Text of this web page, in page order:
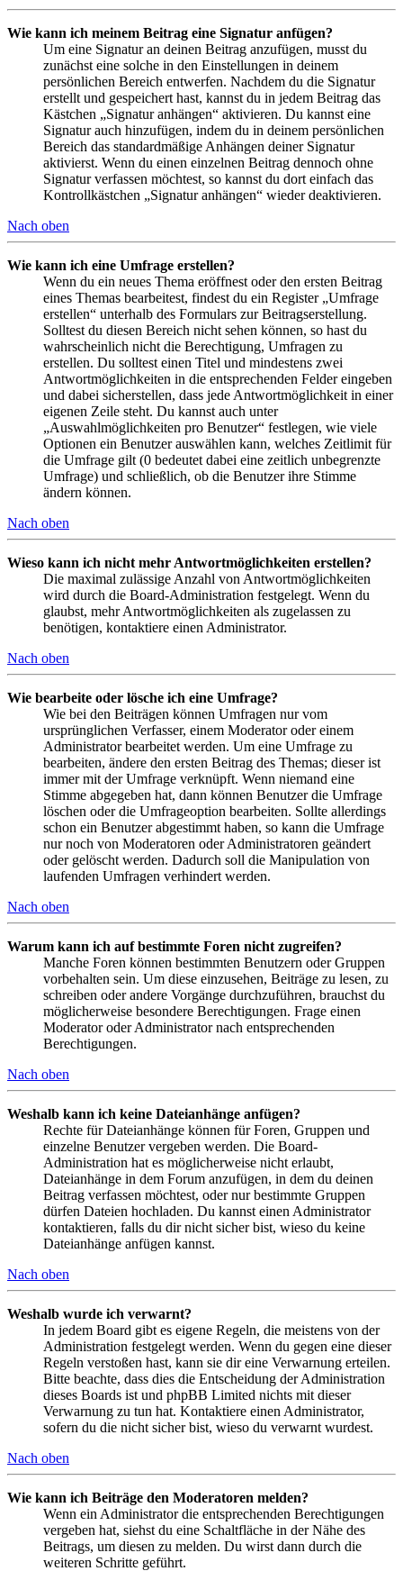
Wie kann ich meinem Beitrag eine Signatur anfügen?
Um eine Signatur an deinen Beitrag anzufügen, musst du
zunächst eine solche in den Einstellungen in deinem
persönlichen Bereich entwerfen. Nachdem du die Signatur
erstellt und gespeichert hast, kannst du in jedem Beitrag das
Kästchen „Signatur anhängen“ aktivieren. Du kannst eine
Signatur auch hinzufügen, indem du in deinem persönlichen
Bereich das standardmäßige Anhängen deiner Signatur
aktivierst. Wenn du einen einzelnen Beitrag dennoch ohne
Signatur verfassen möchtest, so kannst du dort einfach das
Kontrollkästchen „Signatur anhängen“ wieder deaktivieren.
Nach oben
Wie kann ich eine Umfrage erstellen?
Wenn du ein neues Thema eröffnest oder den ersten Beitrag
eines Themas bearbeitest, findest du ein Register „Umfrage
erstellen“ unterhalb des Formulars zur Beitragserstellung.
Solltest du diesen Bereich nicht sehen können, so hast du
wahrscheinlich nicht die Berechtigung, Umfragen zu
erstellen. Du solltest einen Titel und mindestens zwei
Antwortmöglichkeiten in die entsprechenden Felder eingeben
und dabei sicherstellen, dass jede Antwortmöglichkeit in einer
eigenen Zeile steht. Du kannst auch unter
„Auswahlmöglichkeiten pro Benutzer“ festlegen, wie viele
Optionen ein Benutzer auswählen kann, welches Zeitlimit für
die Umfrage gilt (0 bedeutet dabei eine zeitlich unbegrenzte
Umfrage) und schließlich, ob die Benutzer ihre Stimme
ändern können.
Nach oben
Wieso kann ich nicht mehr Antwortmöglichkeiten erstellen?
Die maximal zulässige Anzahl von Antwortmöglichkeiten
wird durch die Board-Administration festgelegt. Wenn du
glaubst, mehr Antwortmöglichkeiten als zugelassen zu
benötigen, kontaktiere einen Administrator.
Nach oben
Wie bearbeite oder lösche ich eine Umfrage?
Wie bei den Beiträgen können Umfragen nur vom
ursprünglichen Verfasser, einem Moderator oder einem
Administrator bearbeitet werden. Um eine Umfrage zu
bearbeiten, ändere den ersten Beitrag des Themas; dieser ist
immer mit der Umfrage verknüpft. Wenn niemand eine
Stimme abgegeben hat, dann können Benutzer die Umfrage
löschen oder die Umfrageoption bearbeiten. Sollte allerdings
schon ein Benutzer abgestimmt haben, so kann die Umfrage
nur noch von Moderatoren oder Administratoren geändert
oder gelöscht werden. Dadurch soll die Manipulation von
laufenden Umfragen verhindert werden.
Nach oben
Warum kann ich auf bestimmte Foren nicht zugreifen?
Manche Foren können bestimmten Benutzern oder Gruppen
vorbehalten sein. Um diese einzusehen, Beiträge zu lesen, zu
schreiben oder andere Vorgänge durchzuführen, brauchst du
möglicherweise besondere Berechtigungen. Frage einen
Moderator oder Administrator nach entsprechenden
Berechtigungen.
Nach oben
Weshalb kann ich keine Dateianhänge anfügen?
Rechte für Dateianhänge können für Foren, Gruppen und
einzelne Benutzer vergeben werden. Die Board-
Administration hat es möglicherweise nicht erlaubt,
Dateianhänge in dem Forum anzufügen, in dem du deinen
Beitrag verfassen möchtest, oder nur bestimmte Gruppen
dürfen Dateien hochladen. Du kannst einen Administrator
kontaktieren, falls du dir nicht sicher bist, wieso du keine
Dateianhänge anfügen kannst.
Nach oben
Weshalb wurde ich verwarnt?
In jedem Board gibt es eigene Regeln, die meistens von der
Administration festgelegt werden. Wenn du gegen eine dieser
Regeln verstoßen hast, kann sie dir eine Verwarnung erteilen.
Bitte beachte, dass dies die Entscheidung der Administration
dieses Boards ist und phpBB Limited nichts mit dieser
Verwarnung zu tun hat. Kontaktiere einen Administrator,
sofern du die nicht sicher bist, wieso du verwarnt wurdest.
Nach oben
Wie kann ich Beiträge den Moderatoren melden?
Wenn ein Administrator die entsprechenden Berechtigungen
vergeben hat, siehst du eine Schaltfläche in der Nähe des
Beitrags, um diesen zu melden. Du wirst dann durch die
weiteren Schritte geführt.